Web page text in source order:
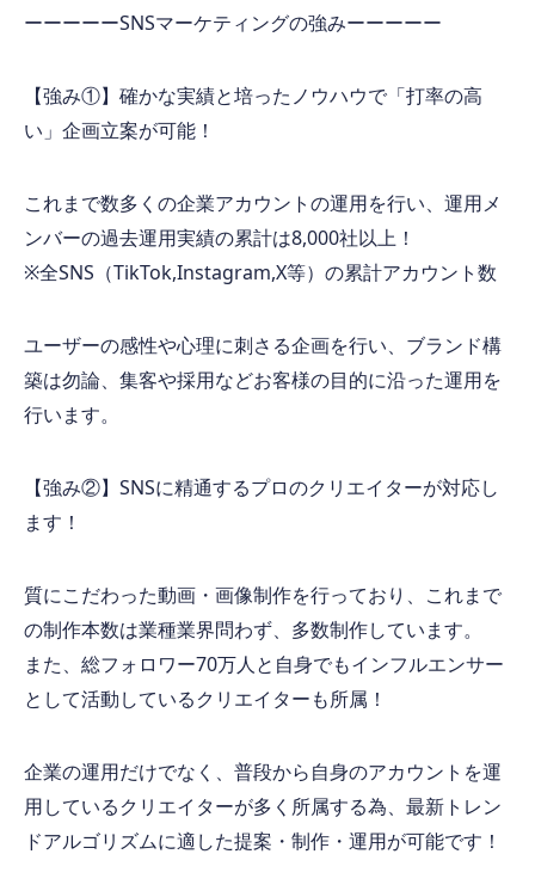
ーーーーーSNSマーケティングの強みーーーーー
【強み①】確かな実績と培ったノウハウで「打率の高
い」企画立案が可能！
これまで数多くの企業アカウントの運用を行い、運用メ
ンバーの過去運用実績の累計は8,000社以上！
※全SNS （TikTok,Instagram,X等）の累計アカウント数
ユーザーの感性や心理に刺さる企画を行い、ブランド構
築は勿論、集客や採用などお客様の目的に沿った運用を
行います。
【強み②】 SNSに精通するプロのクリエイターが対応し
ます！
質にこだわった動画・画像制作を行っており、これまで
の制作本数は業種業界問わず、多数制作しています。
また、総フォロワー70万人と自身でもインフルエンサー
として活動しているクリエイターも所属！
企業の運用だけでなく、普段から自身のアカウントを運
用しているクリエイターが多く所属する為、最新トレン
ドアルゴリズムに適した提案・制作・運用が可能です！